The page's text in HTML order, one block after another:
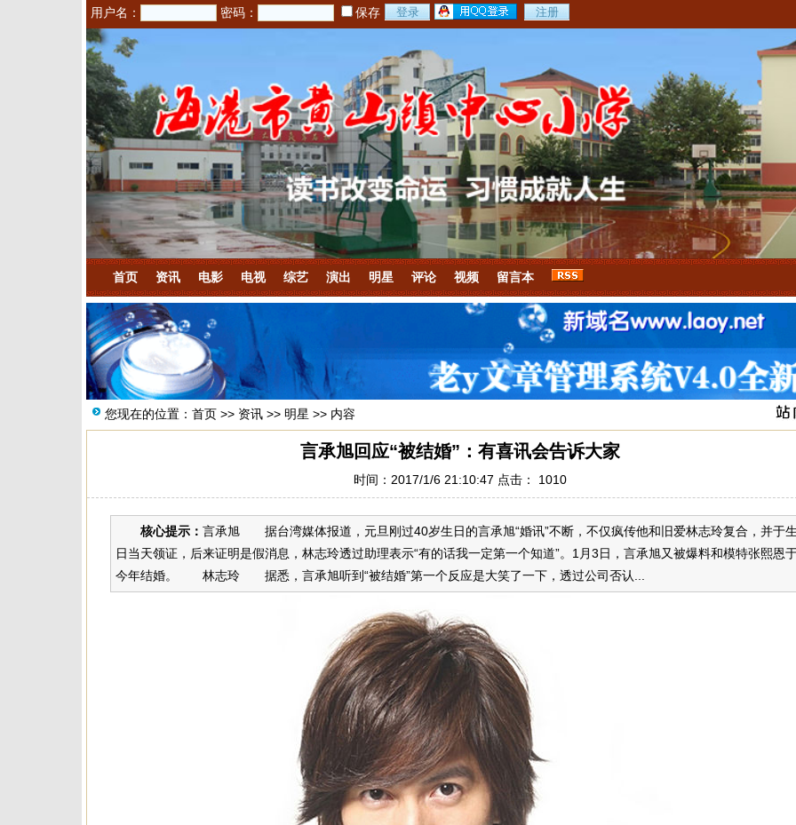
用户名： 密码： 保存
首页 资讯 电影 电视 综艺 演出 明星 评论 视频 留言本
您现在的位置： 首页 >> 资讯 >> 明星 >> 内容
言承旭回应“被结婚”：有喜讯会告诉大家
时间：2017/1/6 21:10:47 点击： 1010
核心提示： 言承旭 据台湾媒体报道，元旦刚过40岁生日的言承旭“婚讯”不断，不仅疯传他和旧爱林志玲复合，并于
日当天领证，后来证明是假消息，林志玲透过助理表示“有的话我一定第一个知道”。1月3日，言承旭又被爆料和模特张熙恩
今年结婚。 林志玲 据悉，言承旭听到“被结婚”第一个反应是大笑了一下，透过公司否认...